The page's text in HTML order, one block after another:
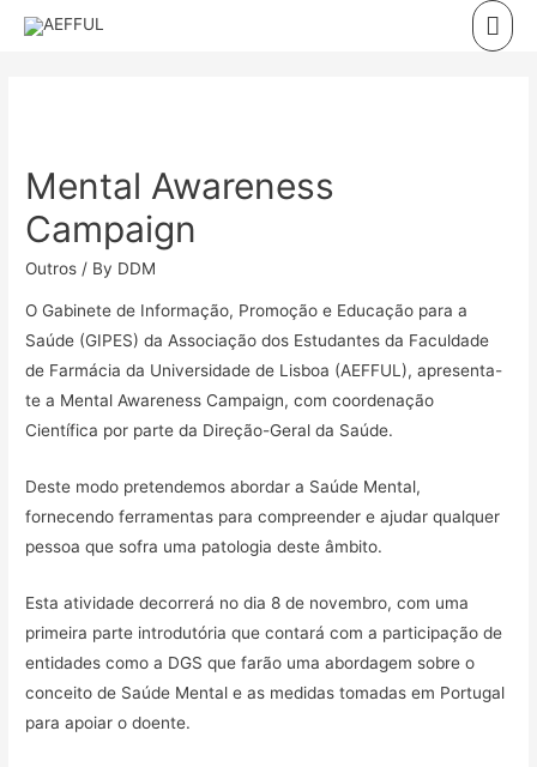
Skip
Mental Awareness
Campaign
Outros / By DDM
O Gabinete de Informação, Promoção e Educação para a
Saúde (GIPES) da Associação dos Estudantes da Faculdade
de Farmácia da Universidade de Lisboa (AEFFUL), apresenta-
te a Mental Awareness Campaign, com coordenação
Científica por parte da Direção-Geral da Saúde.
Deste modo pretendemos abordar a Saúde Mental,
fornecendo ferramentas para compreender e ajudar qualquer
pessoa que sofra uma patologia deste âmbito.
Esta atividade decorrerá no dia 8 de novembro, com uma
primeira parte introdutória que contará com a participação de
entidades como a DGS que farão uma abordagem sobre o
conceito de Saúde Mental e as medidas tomadas em Portugal
para apoiar o doente.